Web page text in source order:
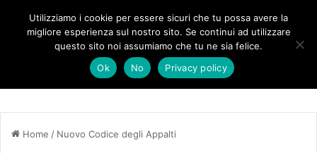
Forza Italia, il legnaghese Donà nella segreteria regionale
Home / Nuovo Codice degli Appalti
Utilizziamo i cookie per essere sicuri che tu possa avere la
migliore esperienza sul nostro sito. Se continui ad utilizzare
questo sito noi assumiamo che tu ne sia felice.
Ok
No Privacy policy